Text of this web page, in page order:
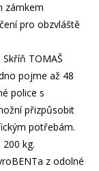
zámkem
pro obzvláště
Skříň TOMAŠ
pojme až 48
police s
přizpůsobit
potřebám.
kg.
z odolné